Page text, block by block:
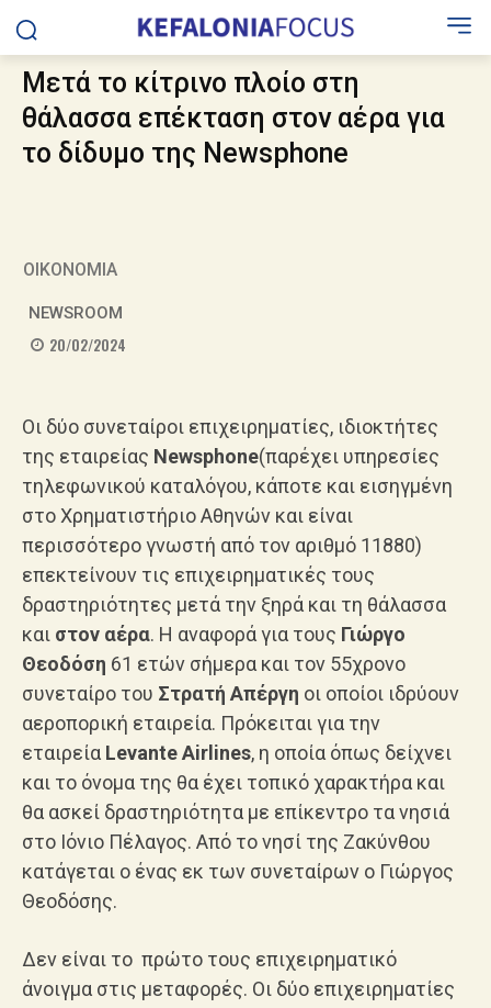
Μετά το κίτρινο πλοίο στη
θάλασσα επέκταση στον αέρα για
το δίδυμο της Newsphone
ΟΙΚΟΝΟΜΙΑ
NEWSROOM
20/02/2024
Οι δύο συνεταίροι επιχειρηματίες, ιδιοκτήτες
της εταιρείας Newsphone(παρέχει υπηρεσίες
τηλεφωνικού καταλόγου, κάποτε και εισηγμένη
στο Χρηματιστήριο Αθηνών και είναι
περισσότερο γνωστή από τον αριθμό 11880)
επεκτείνουν τις επιχειρηματικές τους
δραστηριότητες μετά την ξηρά και τη θάλασσα
και στον αέρα. Η αναφορά για τους Γιώργο
Θεοδόση 61 ετών σήμερα και τον 55χρονο
συνεταίρο του Στρατή Απέργη οι οποίοι ιδρύουν
αεροπορική εταιρεία. Πρόκειται για την
εταιρεία Levante Airlines, η οποία όπως δείχνει
και το όνομα της θα έχει τοπικό χαρακτήρα και
θα ασκεί δραστηριότητα με επίκεντρο τα νησιά
στο Ιόνιο Πέλαγος. Από το νησί της Ζακύνθου
κατάγεται ο ένας εκ των συνεταίρων ο Γιώργος
Θεοδόσης.
Δεν είναι το πρώτο τους επιχειρηματικό
άνοιγμα στις μεταφορές. Οι δύο επιχειρηματίες